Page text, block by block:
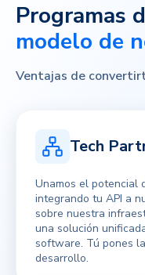
Programas
modelo de
Ventajas de
Tech
Unamos el potencial
integrando tu API a
sobre nuestra
una solución
software. Tú pones
desarrollo.